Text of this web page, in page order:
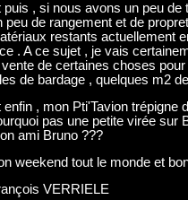
puis , si nous avons un peu
peu de rangement et de
restants actuellement
. A ce sujet , je vais
vente de certaines choses
de bardage , quelques m2
enfin , mon Pti'Tavion trépigne
pas une petite virée sur
ami Bruno ???
weekend tout le monde et
VERRIELE